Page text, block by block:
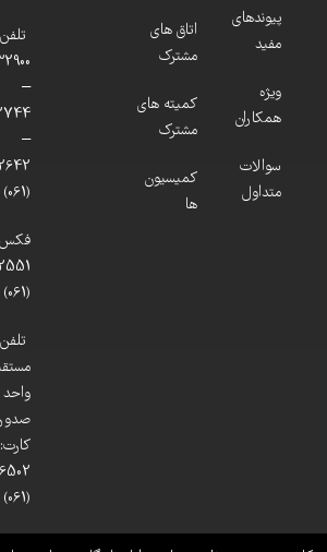
پیوندهای
مفید
ویژه
همکاران
سوالات
متداول
اتاق های
مشترک
کمیته های
مشترک
کمیسیون
ها
–
–
(061)
(061)
تلفن
واحد
صدور
کارت:
(061)